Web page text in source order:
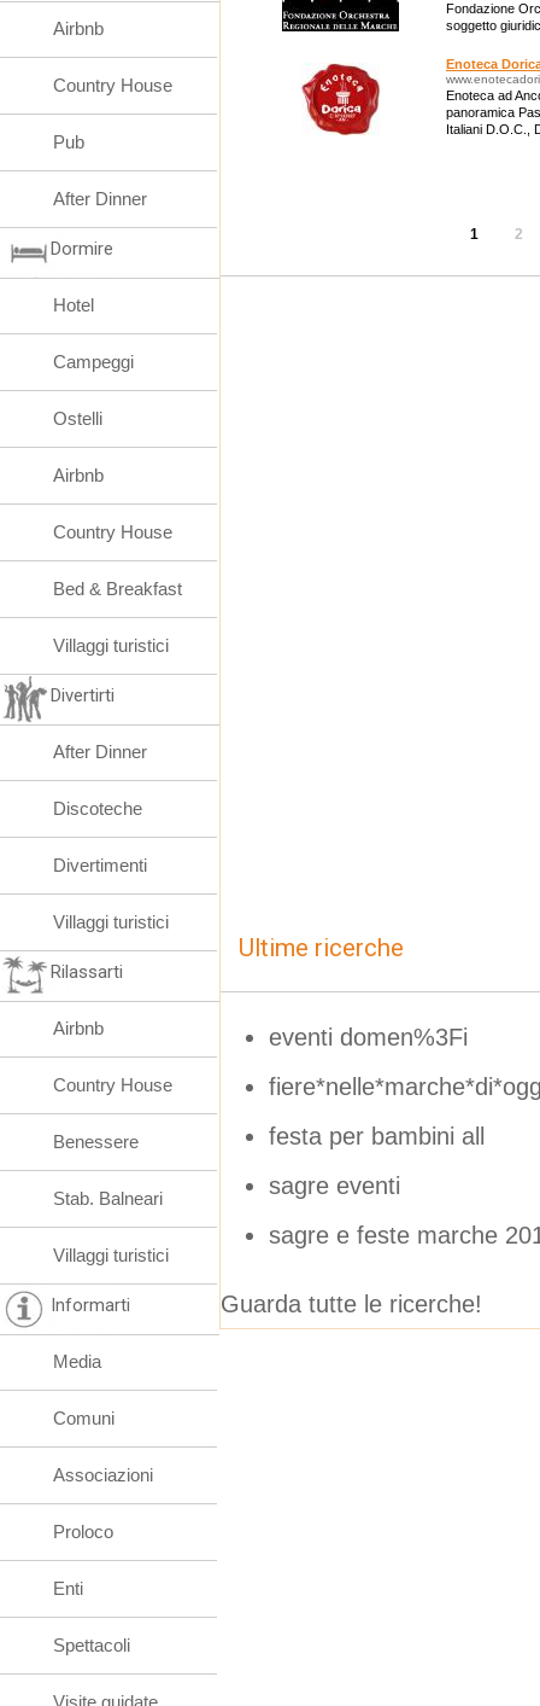
Fondazione
soggetto
Enoteca
Enoteca ad
panoramica
Italiani D.O.C.,
1 2
Ultime ricerche
eventi domen%3Fi
festa per bambini all
sagre eventi
sagre e feste marche
Guarda tutte le ricerche!
Airbnb
Country House
Pub
After Dinner
Dormire
Hotel
Campeggi
Ostelli
Airbnb
Country House
Bed & Breakfast
Villaggi turistici
Divertirti
After Dinner
Discoteche
Divertimenti
Villaggi turistici
Rilassarti
Airbnb
Country House
Benessere
Stab. Balneari
Villaggi turistici
Informarti
Media
Comuni
Associazioni
Proloco
Enti
Spettacoli
Visite guidate